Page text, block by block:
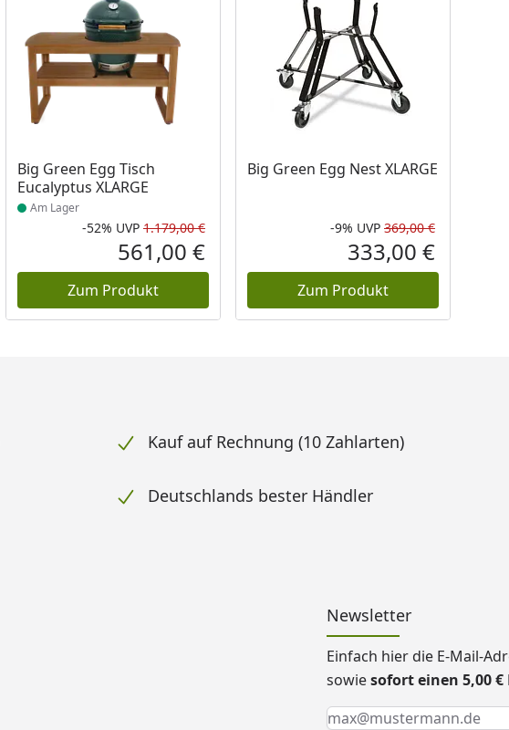
Big Green Egg Tisch
Eucalyptus XLARGE
Produkt am Lager
Am Lager
Rabatt in Prozent
-52%
Ursprünglicher Preis
UVP 1.179,00 €
Aktueller Preis
561,00 €
Zum Produkt
Big Green Egg Nest XLARGE
Rabatt in
-9% UVP 369,00 €
Aktueller
333,00 €
Zum Produkt
Kauf auf Rechnung (10 Zahlarten)
Deutschlands bester Händler
Newsletter
Einfach hier die E-Mail-
sowiesofort einen 5,00
Keine Eingabe erforderlich
Eingabe erforderlich
E-Mail *